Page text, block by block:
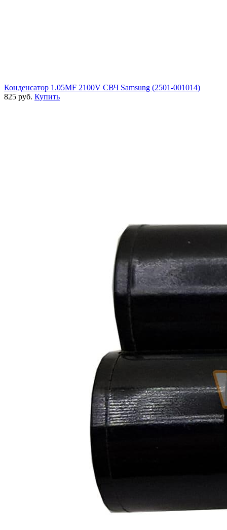
Конденсатор 1.05MF 2100V СВЧ Samsung (2501-001014)
825 руб. Купить